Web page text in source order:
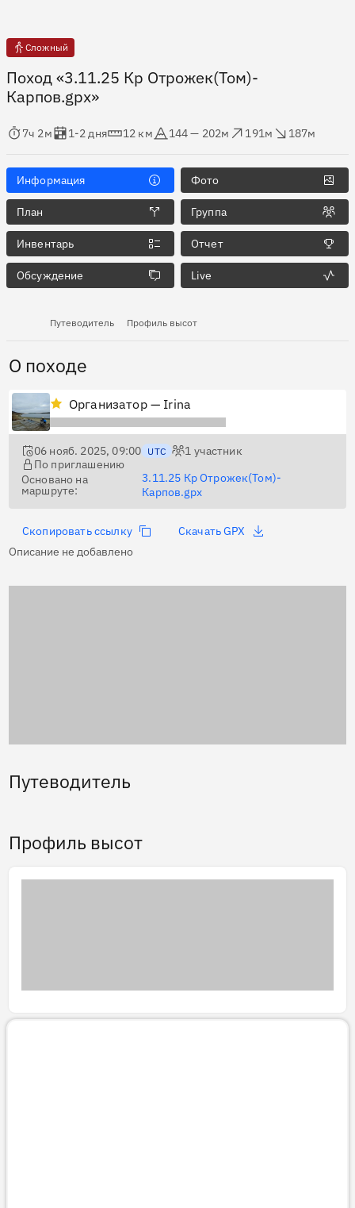
Сложный
Поход «3.11.25 Кр Отрожек(Том)-
Карпов.gpx»
в пути
7ч 2м
Оценка в днях
1-2 дня
Дистанция
12 км
144 — 202м
191м
187м
Информация Фото
План Группа
Инвентарь Отчет
Обсуждение Live
Путеводитель Профиль высот
О походе
Организатор — Irina
06 нояб. 2025, 09:00 UTC 1 участник
По приглашению
Основано на
маршруте:
3.11.25 Кр Отрожек(Том)-
Карпов.gpx
Скопировать ссылку
Скачать GPX
Описание не добавлено
Путеводитель
Профиль высот